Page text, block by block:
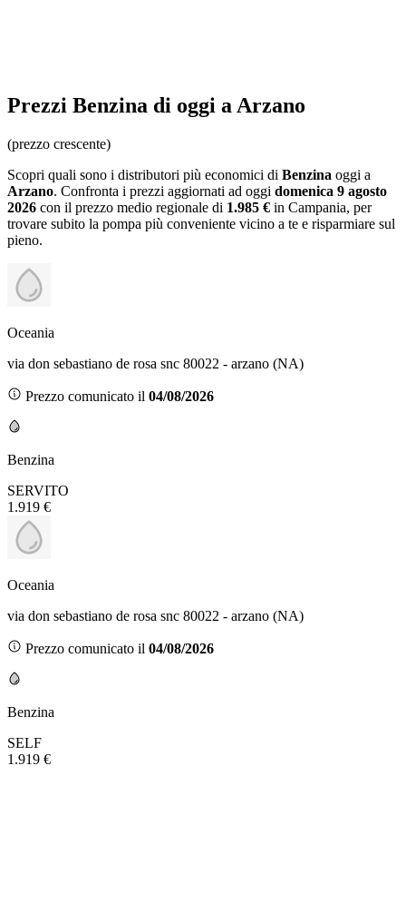
Prezzi Benzina di oggi a Arzano
(prezzo crescente)
Scopri quali sono i distributori più economici di Benzina oggi a
Arzano. Confronta i prezzi aggiornati ad oggi domenica 9 agosto
2026 con il prezzo medio regionale di 1.985 € in Campania, per
trovare subito la pompa più conveniente vicino a te e risparmiare sul
pieno.
Oceania
via don sebastiano de rosa snc 80022 - arzano (NA)
Prezzo comunicato il 04/08/2026
Benzina
SERVITO
1.919 €
Oceania
via don sebastiano de rosa snc 80022 - arzano (NA)
Prezzo comunicato il 04/08/2026
Benzina
SELF
1.919 €